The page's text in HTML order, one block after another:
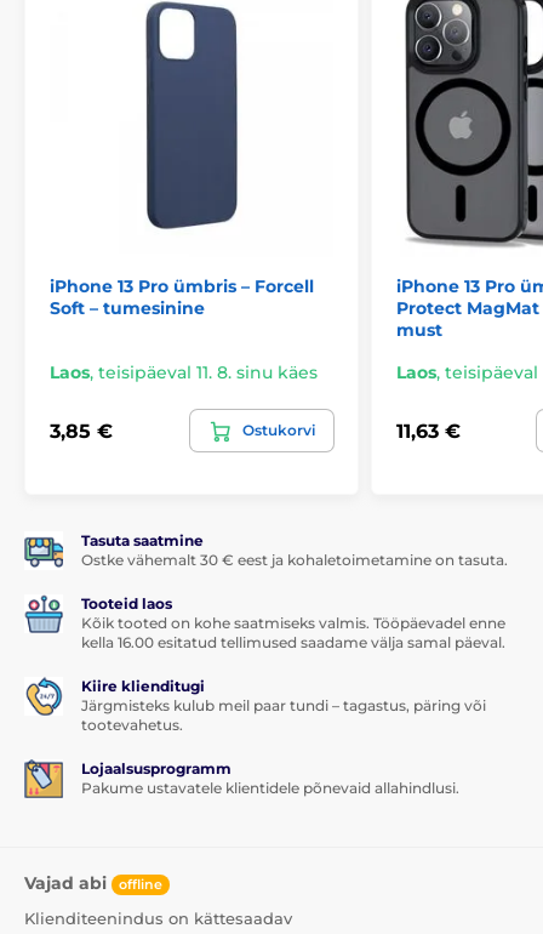
iPhone 13 Pro ümbris – Forcell
Soft – tumesinine
Laos, teisipäeval 11. 8. sinu käes
3,85 € Ostukorvi
iPhone 13 Pro
Protect MagMat
must
Laos, teisipäeval
11,63 €
Tasuta saatmine
Ostke vähemalt 30 € eest ja kohaletoimetamine on tasuta.
Tooteid laos
Kõik tooted on kohe saatmiseks valmis. Tööpäevadel enne
kella 16.00 esitatud tellimused saadame välja samal päeval.
Kiire klienditugi
Järgmisteks kulub meil paar tundi – tagastus, päring või
tootevahetus.
Lojaalsusprogramm
Pakume ustavatele klientidele põnevaid allahindlusi.
Vajad abi offline
Klienditeenindus on kättesaadav